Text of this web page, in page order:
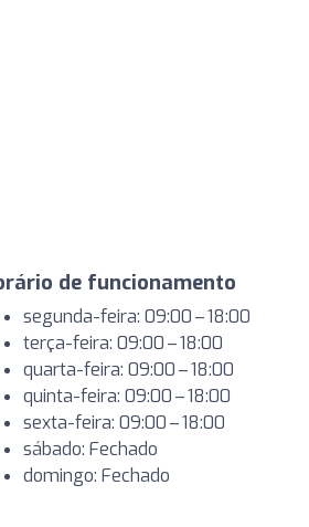
de funcionamento
segunda-feira: 09:00 – 18:00
terça-feira: 09:00 – 18:00
quarta-feira: 09:00 – 18:00
quinta-feira: 09:00 – 18:00
sexta-feira: 09:00 – 18:00
sábado: Fechado
domingo: Fechado